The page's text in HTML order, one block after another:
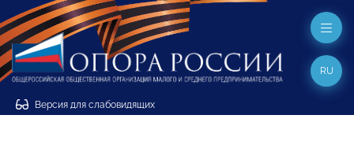
Версия для слабовидящих
RU